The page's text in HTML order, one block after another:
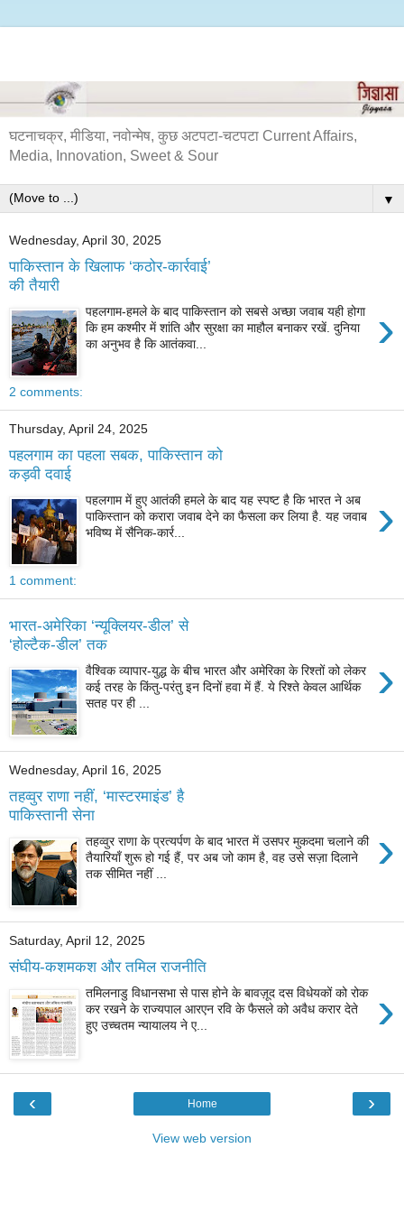
घटनाचक्र, मीडिया, नवोन्मेष, कुछ अटपटा-चटपटा Current Affairs,
Media, Innovation, Sweet & Sour
▼
Wednesday, April 30, 2025
पाकिस्तान के खिलाफ ‘कठोर-कार्रवाई’
की तैयारी
›
पहलगाम-हमले के बाद पाकिस्तान को सबसे अच्छा जवाब यही होगा
कि हम कश्मीर में शांति और सुरक्षा का माहौल बनाकर रखें. दुनिया
का अनुभव है कि आतंकवा...
2 comments:
Thursday, April 24, 2025
पहलगाम का पहला सबक, पाकिस्तान को
कड़वी दवाई
›
पहलगाम में हुए आतंकी हमले के बाद यह स्पष्ट है कि भारत ने अब
पाकिस्तान को करारा जवाब देने का फैसला कर लिया है. यह जवाब
भविष्य में सैनिक-कार्र...
1 comment:
भारत-अमेरिका ‘न्यूक्लियर-डील’ से
‘होल्टैक-डील’ तक
›
वैश्विक व्यापार-युद्ध के बीच भारत और अमेरिका के रिश्तों को लेकर
कई तरह के किंतु-परंतु इन दिनों हवा में हैं. ये रिश्ते केवल आर्थिक
सतह पर ही ...
Wednesday, April 16, 2025
तहव्वुर राणा नहीं, ‘मास्टरमाइंड’ है
पाकिस्तानी सेना
›
तहव्वुर राणा के प्रत्यर्पण के बाद भारत में उसपर मुकदमा चलाने की
तैयारियाँ शुरू हो गई हैं, पर अब जो काम है, वह उसे सज़ा दिलाने
तक सीमित नहीं ...
Saturday, April 12, 2025
संघीय-कशमकश और तमिल राजनीति
›
तमिलनाडु विधानसभा से पास होने के बावज़ूद दस विधेयकों को रोक
कर रखने के राज्यपाल आरएन रवि के फैसले को अवैध करार देते
हुए उच्चतम न्यायालय ने ए...
‹ ›
Home
View web version